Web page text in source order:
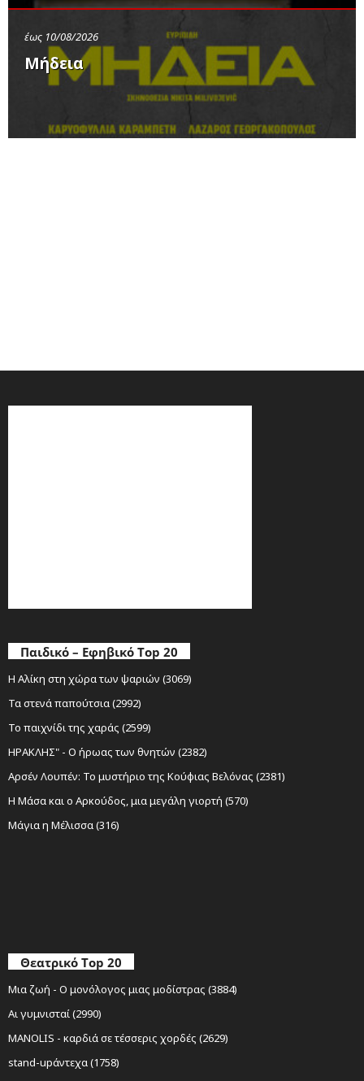
έως 10/08/2026
Μήδεια
Παιδικό – Εφηβικό Top 20
Η Αλίκη στη χώρα των ψαριών (3069)
Τα στενά παπούτσια (2992)
Το παιχνίδι της χαράς (2599)
ΗΡΑΚΛΗΣ" - Ο ήρωας των θνητών (2382)
Αρσέν Λουπέν: Το μυστήριο της Κούφιας Βελόνας (2381)
Η Μάσα και ο Αρκούδος, μια μεγάλη γιορτή (570)
Μάγια η Μέλισσα (316)
Θεατρικό Top 20
Μια ζωή - Ο μονόλογος μιας μοδίστρας (3884)
Αι γυμνισταί (2990)
MANOLIS - καρδιά σε τέσσερις χορδές (2629)
stand-upάντεχα (1758)